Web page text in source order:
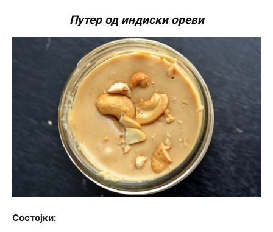
Путер од индиски ореви
Состојки: